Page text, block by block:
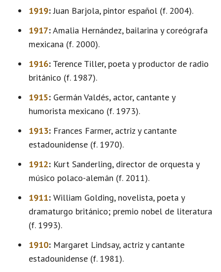
1919:Juan Barjola, pintor español (f. 2004).
1917:Amalia Hernández, bailarina y coreógrafa
mexicana (f. 2000).
1916: Terence Tiller, poeta y productor de radio
británico (f. 1987).
1915: Germán Valdés, actor, cantante y
humorista mexicano (f. 1973).
1913: Frances Farmer, actriz y cantante
estadounidense (f. 1970).
1912: Kurt Sanderling, director de orquesta y
músico polaco-alemán (f. 2011).
1911: William Golding, novelista, poeta y
dramaturgo británico; premio nobel de literatura
(f. 1993).
1910: Margaret Lindsay, actriz y cantante
estadounidense (f. 1981).